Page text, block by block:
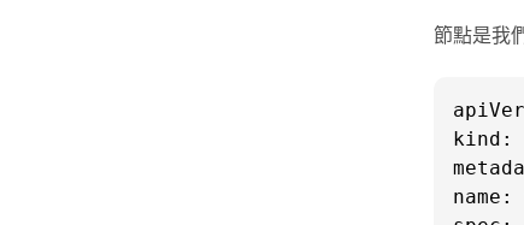
節點是我
kind:
name: